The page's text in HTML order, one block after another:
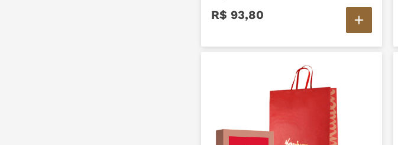
R$ 93,80